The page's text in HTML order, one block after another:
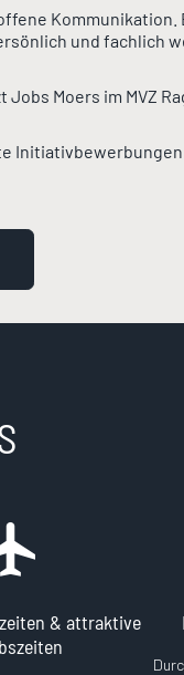
und fachlich
Moers im MVZ
& attraktive